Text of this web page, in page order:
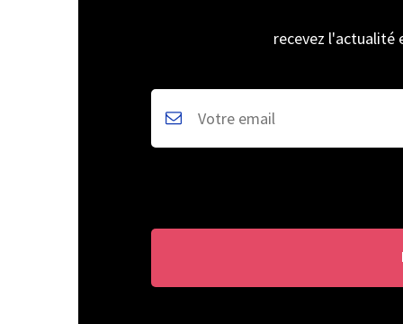
recevez l'actualité